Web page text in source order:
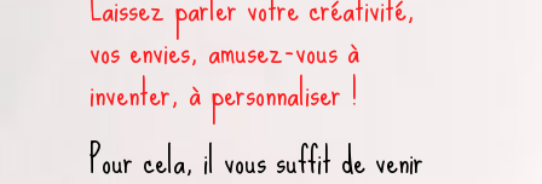
vos envies, amusez-vous à
inventer, à personnaliser !
Pour cela, il vous suffit de venir